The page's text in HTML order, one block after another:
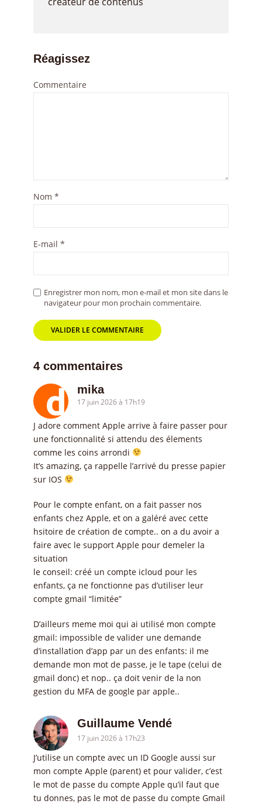
Réagissez
Commentaire
Nom *
E-mail *
Enregistrer mon nom, mon e-mail et mon site dans le
navigateur pour mon prochain commentaire.
4 commentaires
mika
17 juin 2026 à 17h19
J adore comment Apple arrive à faire passer pour
une fonctionnalité si attendu des élements
comme les coins arrondi
It’s amazing, ça rappelle l’arrivé du presse papier
sur IOS
Pour le compte enfant, on a fait passer nos
enfants chez Apple, et on a galéré avec cette
hsitoire de création de compte.. on a du avoir a
faire avec le support Apple pour demeler la
situation
le conseil: créé un compte icloud pour les
enfants, ça ne fonctionne pas d’utiliser leur
compte gmail “limitée”
D’ailleurs meme moi qui ai utilisé mon compte
gmail: impossible de valider une demande
d’installation d’app par un des enfants: il me
demande mon mot de passe, je le tape (celui de
gmail donc) et nop.. ça doit venir de la non
gestion du MFA de google par apple..
Guillaume Vendé
17 juin 2026 à 17h23
J’utilise un compte avec un ID Google aussi sur
mon compte Apple (parent) et pour valider, c’est
le mot de passe du compte Apple qu’il faut que
tu donnes, pas le mot de passe du compte Gmail